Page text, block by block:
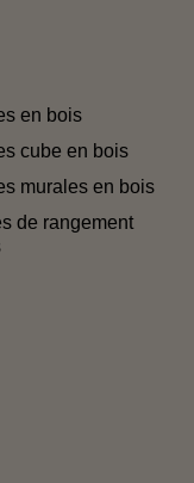
en bois
cube en bois
murales en bois
de rangement